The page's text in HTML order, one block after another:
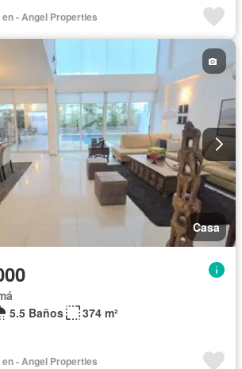
- Angel Properties
Casa
5.5 Baños
374 m²
- Angel Properties